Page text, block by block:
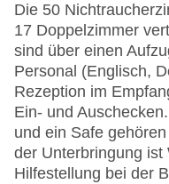
Die 50
17 Doppelzimmer
sind über einen
Personal (Englisch,
Rezeption im
Ein- und
und ein Safe
der Unterbringung ist
Hilfestellung bei der